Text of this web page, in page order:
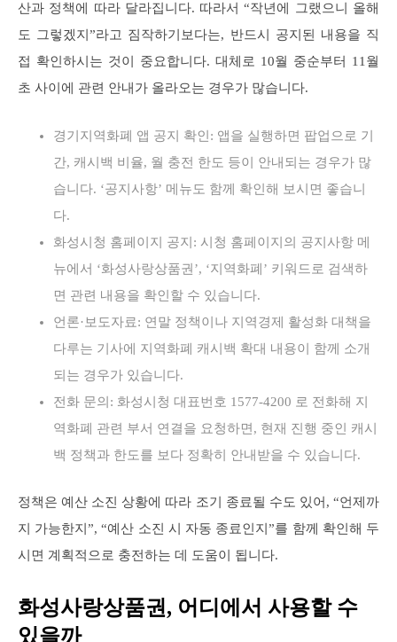
산과 정책에 따라 달라집니다. 따라서 “작년에 그랬으니 올해
도 그렇겠지”라고 짐작하기보다는, 반드시 공지된 내용을 직
접 확인하시는 것이 중요합니다. 대체로 10월 중순부터 11월
초 사이에 관련 안내가 올라오는 경우가 많습니다.
경기지역화폐 앱 공지 확인: 앱을 실행하면 팝업으로 기
간, 캐시백 비율, 월 충전 한도 등이 안내되는 경우가 많
습니다. ‘공지사항’ 메뉴도 함께 확인해 보시면 좋습니
다.
화성시청 홈페이지 공지: 시청 홈페이지의 공지사항 메
뉴에서 ‘화성사랑상품권’, ‘지역화폐’ 키워드로 검색하
면 관련 내용을 확인할 수 있습니다.
언론·보도자료: 연말 정책이나 지역경제 활성화 대책을
다루는 기사에 지역화폐 캐시백 확대 내용이 함께 소개
되는 경우가 있습니다.
전화 문의: 화성시청 대표번호 1577-4200 로 전화해 지
역화폐 관련 부서 연결을 요청하면, 현재 진행 중인 캐시
백 정책과 한도를 보다 정확히 안내받을 수 있습니다.
정책은 예산 소진 상황에 따라 조기 종료될 수도 있어, “언제까
지 가능한지”, “예산 소진 시 자동 종료인지”를 함께 확인해 두
시면 계획적으로 충전하는 데 도움이 됩니다.
화성사랑상품권, 어디에서 사용할 수
있을까